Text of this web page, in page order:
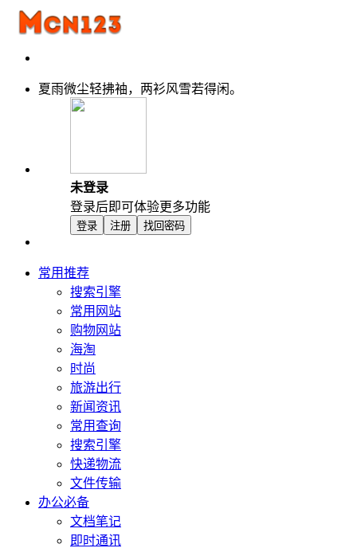
夏雨微尘轻拂袖，两衫风雪若得闲。
未登录
登录后即可体验更多功能
登录 注册 找回密码
常用推荐
搜索引擎
常用网站
购物网站
海淘
时尚
旅游出行
新闻资讯
常用查询
搜索引擎
快递物流
文件传输
办公必备
文档笔记
即时通讯